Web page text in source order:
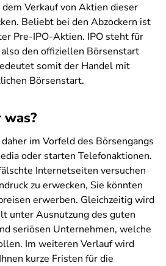
Verkauf von Aktien dieser
Beliebt bei den Abzockern ist
Pre-IPO-Aktien. IPO steht für
den offiziellen Börsenstart
somit der Handel mit
Börsenstart.
im Vorfeld des Börsengangs
oder starten Telefonaktionen.
Internetseiten versuchen
zu erwecken, Sie könnten
erwerben. Gleichzeitig wird
unter Ausnutzung des guten
seriösen Unternehmen, welche
Im weiteren Verlauf wird
kurze Fristen für die